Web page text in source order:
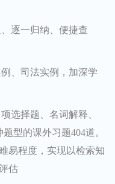
逐一归纳、便捷查
、司法实例，加深学
选择题、名词解释、
型的课外习题404道。
易程度，实现以检索知
估